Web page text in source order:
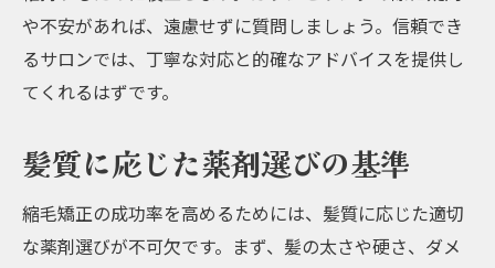
や不安があれば、遠慮せずに質問しましょう。信頼でき
るサロンでは、丁寧な対応と的確なアドバイスを提供し
てくれるはずです。
髪質に応じた薬剤選びの基準
縮毛矯正の成功率を高めるためには、髪質に応じた適切
な薬剤選びが不可欠です。まず、髪の太さや硬さ、ダメ